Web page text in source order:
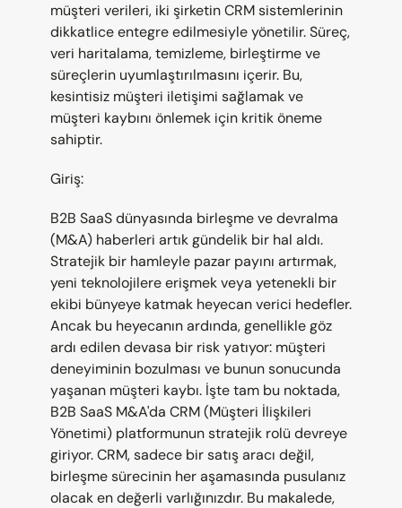
müşteri verileri, iki şirketin CRM sistemlerinin
dikkatlice entegre edilmesiyle yönetilir. Süreç,
veri haritalama, temizleme, birleştirme ve
süreçlerin uyumlaştırılmasını içerir. Bu,
kesintisiz müşteri iletişimi sağlamak ve
müşteri kaybını önlemek için kritik öneme
sahiptir.
Giriş:
B2B SaaS dünyasında birleşme ve devralma
(M&A) haberleri artık gündelik bir hal aldı.
Stratejik bir hamleyle pazar payını artırmak,
yeni teknolojilere erişmek veya yetenekli bir
ekibi bünyeye katmak heyecan verici hedefler.
Ancak bu heyecanın ardında, genellikle göz
ardı edilen devasa bir risk yatıyor: müşteri
deneyiminin bozulması ve bunun sonucunda
yaşanan müşteri kaybı. İşte tam bu noktada,
B2B SaaS M&A'da CRM (Müşteri İlişkileri
Yönetimi) platformunun stratejik rolü devreye
giriyor. CRM, sadece bir satış aracı değil,
birleşme sürecinin her aşamasında pusulanız
olacak en değerli varlığınızdır. Bu makalede,